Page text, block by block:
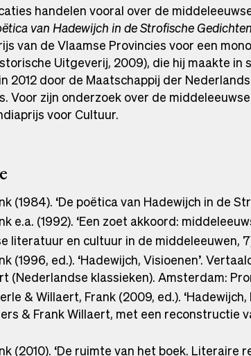
handelen vooral over de
van Hadewijch in de Strofische Gedichten
van de Vlaamse Provincies voor een
Uitgeverij, 2009), die hij maakte in
2012 door de Maatschappij der
Voor zijn onderzoek over de
voor Cultuur.
(1984). ‘De poëtica van Hadewijch in de
e.a. (1992). ‘Een zoet akkoord:
literatuur en cultuur in de middeleeuwen,
(1996, ed.). ‘Hadewijch, Visioenen’.
(Nederlandse klassieken). Amsterdam:
& Willaert, Frank (2009, ed.).
& Frank Willaert, met een reconstructie
(2010). ‘De ruimte van het boek. Literaire